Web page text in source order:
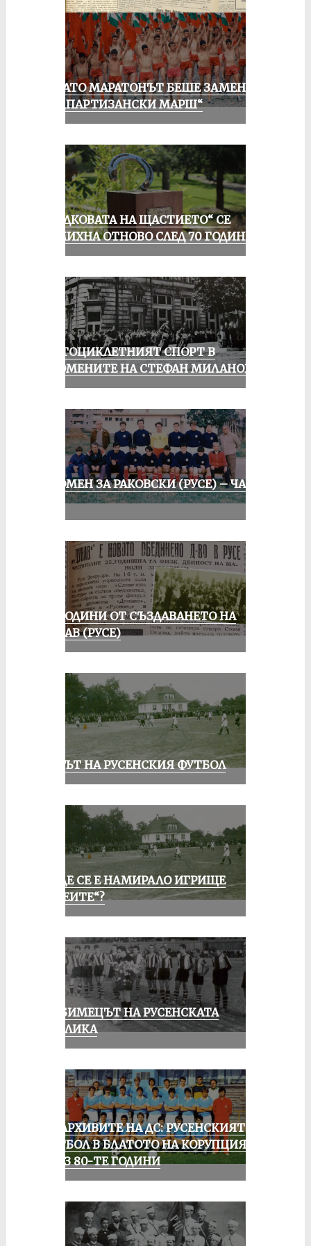
КОГАТО МАРАТОНЪТ БЕШЕ ЗАМЕНЕН
ОТ „ПАРТИЗАНСКИ МАРШ“
„ПОДКОВАТА НА ЩАСТИЕТО“ СЕ
УСМИХНА ОТНОВО СЛЕД 70 ГОДИНИ
МОТОЦИКЛЕТНИЯТ СПОРТ В
СПОМЕНИТЕ НА СТЕФАН МИЛАНОВ
СПОМЕН ЗА РАКОВСКИ (РУСЕ) – ЧАСТ
70 ГОДИНИ ОТ СЪЗДАВАНЕТО НА
ДУНАВ (РУСЕ)
ВЕКЪТ НА РУСЕНСКИЯ ФУТБОЛ
КЪДЕ СЕ Е НАМИРАЛО ИГРИЩЕ
„АЛЕИТЕ“?
ЛЮБИМЕЦЪТ НА РУСЕНСКАТА
ПУБЛИКА
ИЗ АРХИВИТЕ НА ДС: РУСЕНСКИЯТ
ФУТБОЛ В БЛАТОТО НА КОРУПЦИЯТА
ПРЕЗ 80-ТЕ ГОДИНИ